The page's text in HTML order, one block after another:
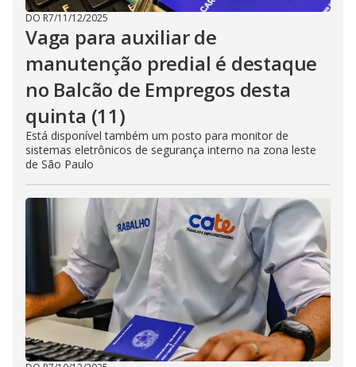
DO R7/11/12/2025
Vaga para auxiliar de
manutenção predial é destaque
no Balcão de Empregos desta
quinta (11)
Está disponível também um posto para monitor de
sistemas eletrônicos de segurança interno na zona leste
de São Paulo